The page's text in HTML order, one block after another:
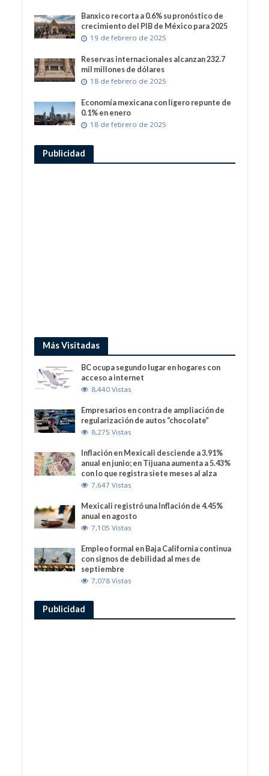
Banxico recorta a 0.6% su pronóstico de
crecimiento del PIB de México para 2025
19 de febrero de 2025
Reservas internacionales alcanzan 232.7
mil millones de dólares
18 de febrero de 2025
Economía mexicana con ligero repunte de
0.1% en enero
18 de febrero de 2025
Publicidad
Más Visitadas
BC ocupa segundo lugar en hogares con
acceso a internet
8,440 Vistas
Empresarios en contra de ampliación de
regularización de autos “chocolate”
8,275 Vistas
Inflación en Mexicali desciende a 3.91%
anual en junio; en Tijuana aumenta a 5.43%
con lo que registra siete meses al alza
7,647 Vistas
Mexicali registró una Inflación de 4.45%
anual en agosto
7,105 Vistas
Empleo formal en Baja California continua
con signos de debilidad al mes de
septiembre
7,078 Vistas
Publicidad